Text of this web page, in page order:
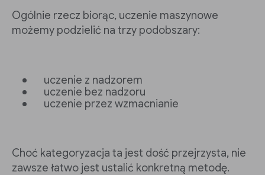
Ogólnie rzecz biorąc, uczenie maszynowe
możemy podzielić na trzy podobszary:
uczenie z nadzorem
uczenie bez nadzoru
uczenie przez wzmacnianie
Choć kategoryzacja ta jest dość przejrzysta, nie
zawsze łatwo jest ustalić konkretną metodę.